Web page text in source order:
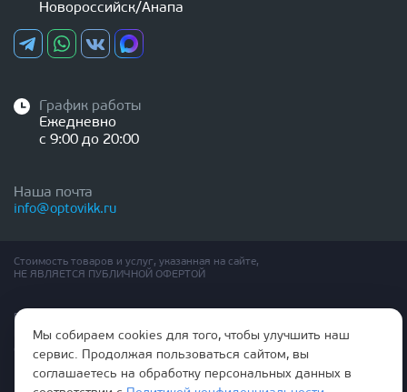
Новороссийск/Анапа
График работы
Ежедневно
с 9:00 до 20:00
Наша почта
info@optovikk.ru
Стоимость товаров и услуг, указанная на сайте,
НЕ ЯВЛЯЕТСЯ ПУБЛИЧНОЙ ОФЕРТОЙ
Правила эксплутации входных и межкомнатных дверей
Политика обработки персональных данных
Согласие на обработку персональных данных
Мы собираем cookies для того, чтобы улучшить наш
сервис. Продолжая пользоваться сайтом, вы
соглашаетесь на обработку персональных данных в